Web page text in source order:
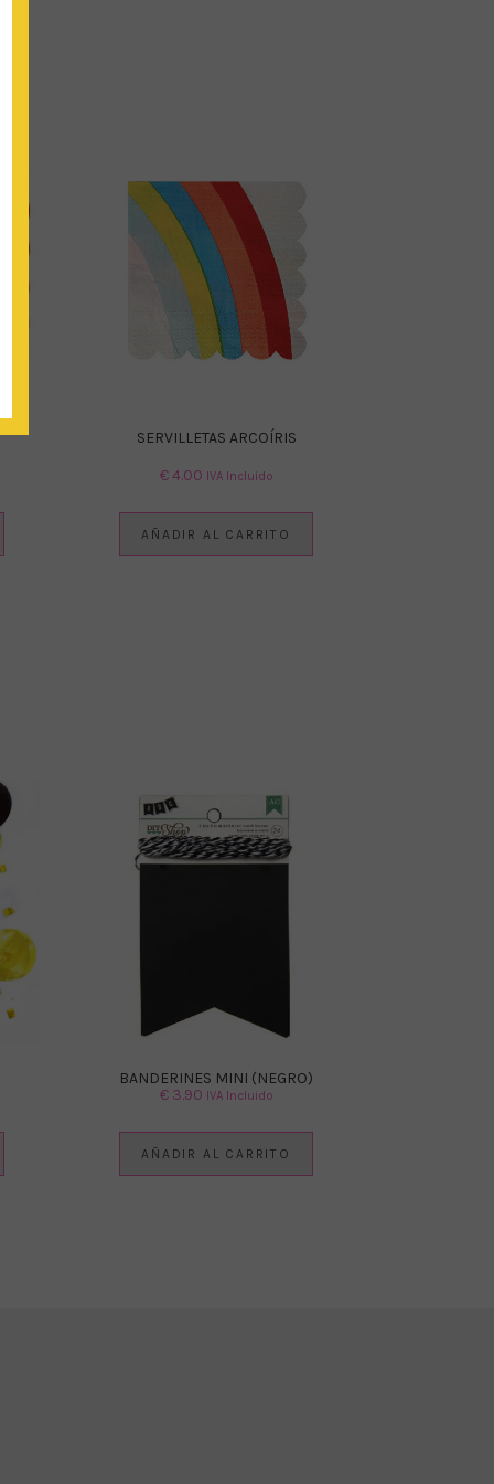
SERVILLETAS ARCOÍRIS
€4.00 IVA Incluido
AÑADIR AL CARRITO
BANDERINES MINI (NEGRO)
€3.90 IVA Incluido
AÑADIR AL CARRITO